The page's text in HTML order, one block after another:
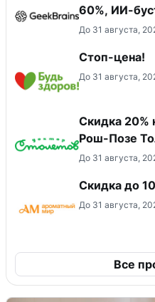
60%, ИИ-
До 31 августа,
Стоп-цена!
До 31 августа,
Скидка 20%
Рош-Позе
До 31 августа,
Скидка до
До 31 августа,
Все